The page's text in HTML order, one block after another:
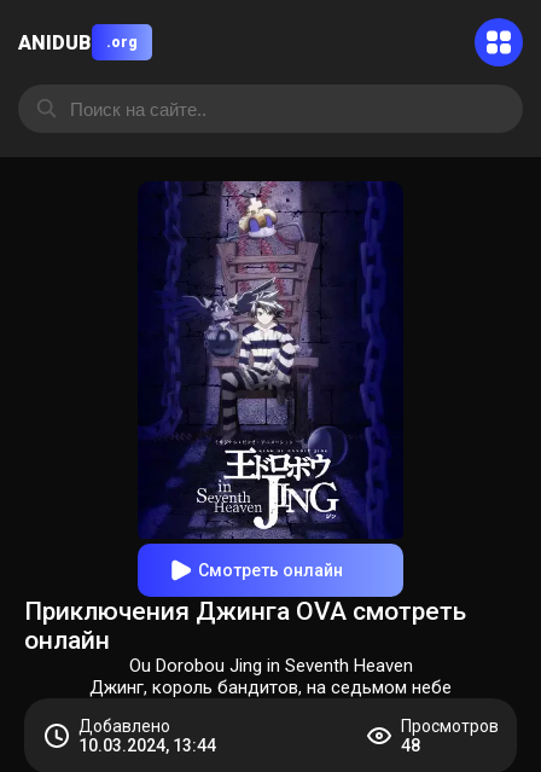
ANIDUB .org
Смотреть онлайн
Приключения Джинга OVA смотреть
онлайн
Ou Dorobou Jing in Seventh Heaven
Джинг, король бандитов, на седьмом небе
Добавлено
10.03.2024, 13:44
Просмотров
48